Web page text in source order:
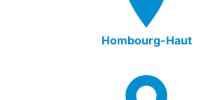
Hombourg-Haut